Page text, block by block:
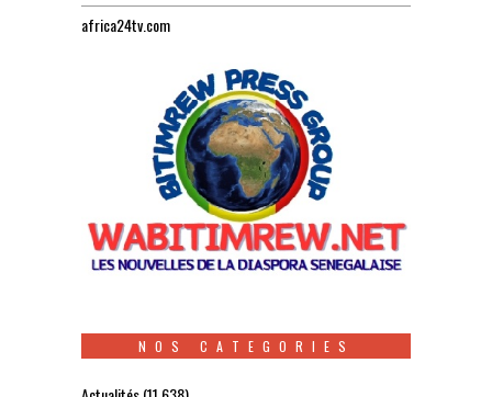
africa24tv.com
NOS CATEGORIES